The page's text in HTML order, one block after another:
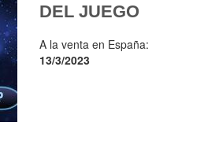
DEL JUEGO
A la venta en España:
13/3/2023